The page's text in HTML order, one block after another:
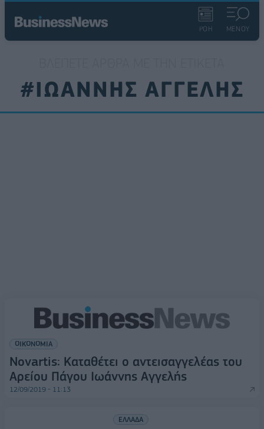
ΡΟΗ ΜΕΝΟΥ
#ΙΩΑΝΝΗΣ ΑΓΓΕΛΗΣ
ΟΙΚΟΝΟΜΙΑ
Novartis: Καταθέτει ο αντεισαγγελέας του
Αρείου Πάγου Ιωάννης Αγγελής
12/09/2019 - 11:13
ΕΛΛΑΔΑ